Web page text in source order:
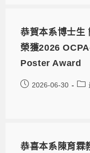
恭賀本系博士生
榮獲2026
Poster Award
2026-06-30
恭喜本系陳育霖